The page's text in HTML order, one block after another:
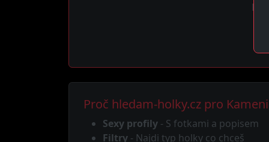
Proč hledam-holky.cz pro
Sexy profily - S fotkami a popisem
Filtry - Najdi typ holky co chceš